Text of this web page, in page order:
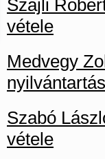
Szajli
vétele
Medvegy
Szabó
vétele